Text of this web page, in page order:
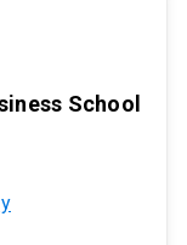
School